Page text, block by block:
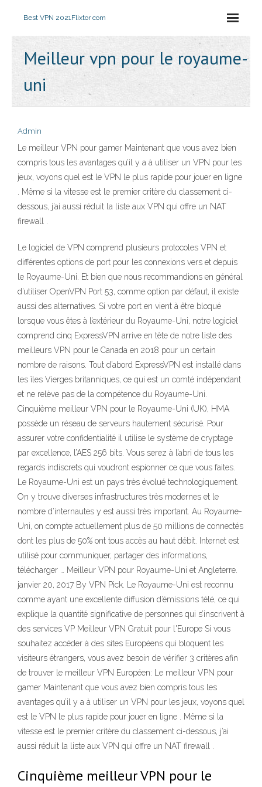
Best VPN 2021Flixtor com
Meilleur vpn pour le royaume-
uni
Admin
Le meilleur VPN pour gamer Maintenant que vous avez bien
compris tous les avantages qu’il y a à utiliser un VPN pour les
jeux, voyons quel est le VPN le plus rapide pour jouer en ligne
. Même si la vitesse est le premier critère du classement ci-
dessous, j’ai aussi réduit la liste aux VPN qui offre un NAT
firewall .
Le logiciel de VPN comprend plusieurs protocoles VPN et
différentes options de port pour les connexions vers et depuis
le Royaume-Uni. Et bien que nous recommandions en général
d’utiliser OpenVPN Port 53, comme option par défaut, il existe
aussi des alternatives. Si votre port en vient à être bloqué
lorsque vous êtes à l’extérieur du Royaume-Uni, notre logiciel
comprend cinq ExpressVPN arrive en tête de notre liste des
meilleurs VPN pour le Canada en 2018 pour un certain
nombre de raisons. Tout d’abord ExpressVPN est installé dans
les îles Vierges britanniques, ce qui est un comté indépendant
et ne relève pas de la compétence du Royaume-Uni.
Cinquième meilleur VPN pour le Royaume-Uni (UK), HMA
possède un réseau de serveurs hautement sécurisé. Pour
assurer votre confidentialité il utilise le système de cryptage
par excellence, l’AES 256 bits. Vous serez à l’abri de tous les
regards indiscrets qui voudront espionner ce que vous faites.
Le Royaume-Uni est un pays très évolué technologiquement.
On y trouve diverses infrastructures très modernes et le
nombre d’internautes y est aussi très important. Au Royaume-
Uni, on compte actuellement plus de 50 millions de connectés
dont les plus de 50% ont tous accès au haut débit. Internet est
utilisé pour communiquer, partager des informations,
télécharger … Meilleur VPN pour Royaume-Uni et Angleterre.
janvier 20, 2017 By VPN Pick. Le Royaume-Uni est reconnu
comme ayant une excellente diffusion d’émissions télé, ce qui
explique la quantité significative de personnes qui s’inscrivent à
des services VP Meilleur VPN Gratuit pour l'Europe Si vous
souhaitez accéder à des sites Européens qui bloquent les
visiteurs étrangers, vous avez besoin de vérifier 3 critères afin
de trouver le meilleur VPN Européen: Le meilleur VPN pour
gamer Maintenant que vous avez bien compris tous les
avantages qu’il y a à utiliser un VPN pour les jeux, voyons quel
est le VPN le plus rapide pour jouer en ligne . Même si la
vitesse est le premier critère du classement ci-dessous, j’ai
aussi réduit la liste aux VPN qui offre un NAT firewall .
Cinquième meilleur VPN pour le